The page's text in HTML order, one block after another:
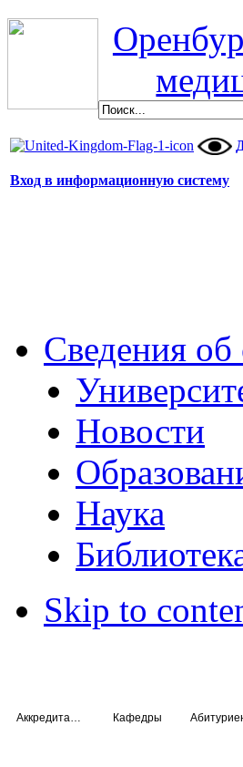
Вход в информационную систему
Сведения об
Новости
Наука
Skip to
Кафедры